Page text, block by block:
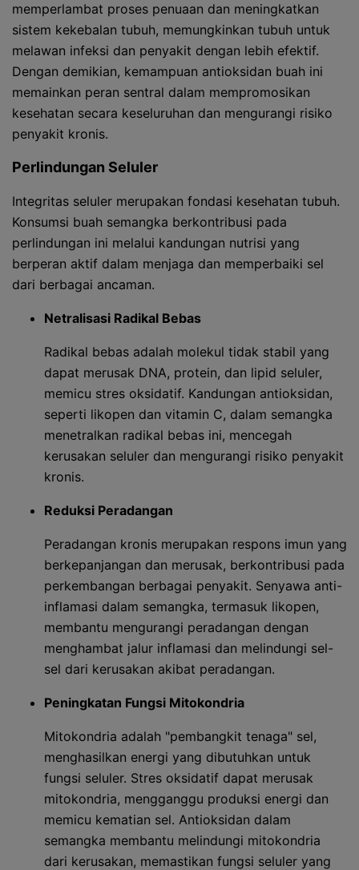
memperlambat proses penuaan dan meningkatkan
sistem kekebalan tubuh, memungkinkan tubuh untuk
melawan infeksi dan penyakit dengan lebih efektif.
Dengan demikian, kemampuan antioksidan buah ini
memainkan peran sentral dalam mempromosikan
kesehatan secara keseluruhan dan mengurangi risiko
penyakit kronis.
Perlindungan Seluler
Integritas seluler merupakan fondasi kesehatan tubuh.
Konsumsi buah semangka berkontribusi pada
perlindungan ini melalui kandungan nutrisi yang
berperan aktif dalam menjaga dan memperbaiki sel
dari berbagai ancaman.
Netralisasi Radikal Bebas
Radikal bebas adalah molekul tidak stabil yang
dapat merusak DNA, protein, dan lipid seluler,
memicu stres oksidatif. Kandungan antioksidan,
seperti likopen dan vitamin C, dalam semangka
menetralkan radikal bebas ini, mencegah
kerusakan seluler dan mengurangi risiko penyakit
kronis.
Reduksi Peradangan
Peradangan kronis merupakan respons imun yang
berkepanjangan dan merusak, berkontribusi pada
perkembangan berbagai penyakit. Senyawa anti-
inflamasi dalam semangka, termasuk likopen,
membantu mengurangi peradangan dengan
menghambat jalur inflamasi dan melindungi sel-
sel dari kerusakan akibat peradangan.
Peningkatan Fungsi Mitokondria
Mitokondria adalah "pembangkit tenaga" sel,
menghasilkan energi yang dibutuhkan untuk
fungsi seluler. Stres oksidatif dapat merusak
mitokondria, mengganggu produksi energi dan
memicu kematian sel. Antioksidan dalam
semangka membantu melindungi mitokondria
dari kerusakan, memastikan fungsi seluler yang